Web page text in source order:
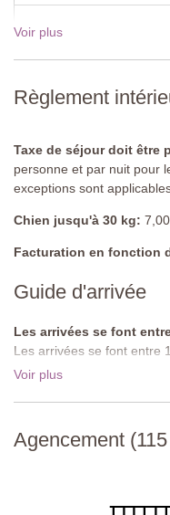
Lits jumeaux ( ne peuvent
commode.
Salle de bain 1
Salle de bain 2
Douche, lavabo, toilettes
Longueur :12 mètres
Largeur :
7.5 mètres
Accès: echelle en métal
Ouverture : mai à
Cloturée :
Distance des villas :
19 Déc - 02 Jan 2027
Voir plus
Règlement
Taxe de séjour doit être
personne et par nuit pour
exceptions sont
Chien jusqu'à 30 kg:
Facturation en fonction
Guide d'arrivée
Les arrivées se font
Les arrivées se font entre
10:00.
Route d'approche:
Parking:public sur place
Voir plus
Agencement